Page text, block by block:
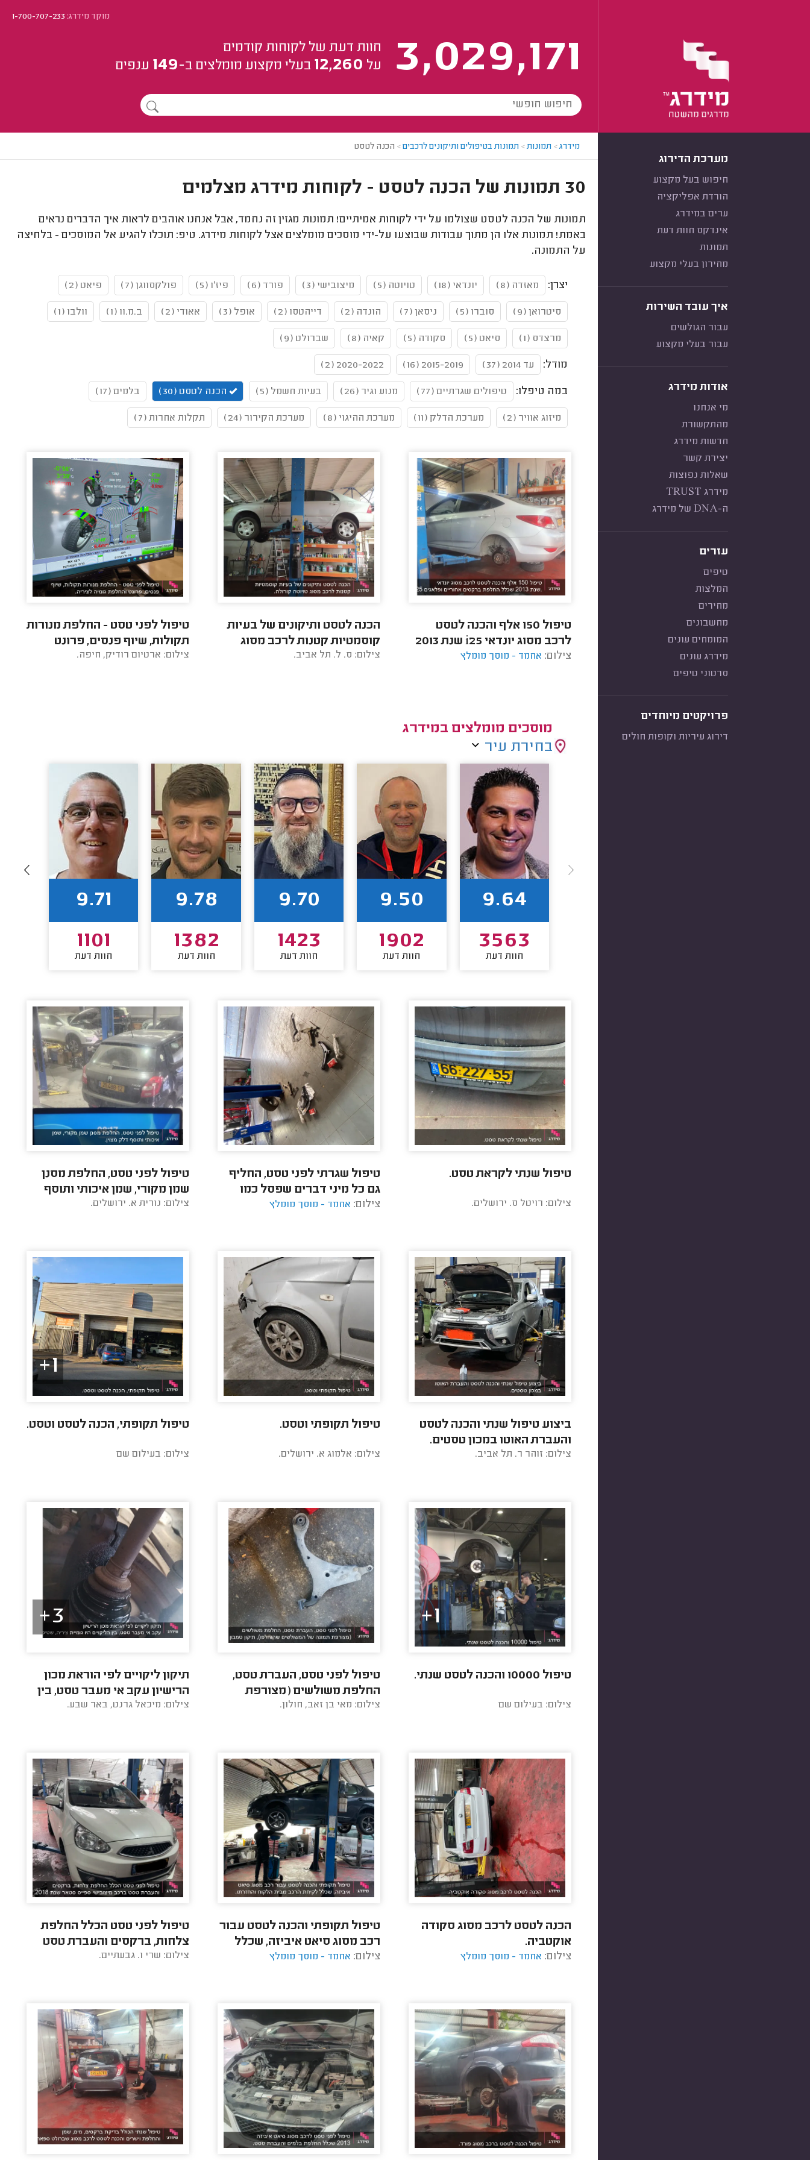
מוקד מידרג:1-700-707-233
3,029,171
חוות דעת של לקוחות קודמים
על 12,260 בעלי מקצוע מומלצים ב-149 ענפים
מערכת הדירוג
חיפוש בעל מקצוע
הורדת אפליקציה
ערים במידרג
אינדקס חוות דעת
תמונות
מחירון בעלי מקצוע
איך עובד השירות
עבור הגולשים
עבור בעלי מקצוע
אודות מידרג
מי אנחנו
מהתקשורת
חדשות מידרג
יצירת קשר
שאלות נפוצות
מידרג TRUST
ה-DNA של מידרג
עזרים
טיפים
המלצות
מחירים
מחשבונים
המומחים עונים
מידרג עונים
סרטוני טיפים
פרויקטים מיוחדים
דירוג עיריות וקופות חולים
מידרג> תמונות> תמונות בטיפולים ותיקונים לרכבים> הכנה לטסט
30 תמונות של הכנה לטסט - לקוחות מידרג מצלמים
תמונות של הכנה לטסט שצולמו על ידי לקוחות אמיתיים! תמונות מגזין זה נחמד, אבל אנחנו אוהבים לראות איך הדברים נראים
באמת! תמונות אלו הן מתוך עבודות שבוצעו על-ידי מוסכים מומלצים אצל לקוחות מידרג. טיפ: תוכלו להגיע אל המוסכים - בלחיצה
על התמונה.
יצרן: מאזדה (8) יונדאי (18) טויוטה (5) מיצובישי (3) פורד (6) פיז'ו (5) פולקסווגן (7) פיאט (2)
סיטרואן (9) סוברו (5) ניסאן (7) הונדה (2) דייהטסו (2) אופל (3) אאודי (2) ב.מ.וו (1) וולבו (1)
מרצדס (1) סיאט (5) סקודה (5) קאיה (8) שברולט (9)
מודל: עד 2014 (37) 2015-2019 (16)
2020-2022 (2)
במה טיפלו: טיפולים שגרתיים (77) מנוע וגיר (26) בעיות חשמל (5) הכנה לטסט (30) בלמים (17)
מיזוג אוויר (2) מערכת הדלק (11) מערכת ההיגוי (8) מערכת הקירור (24) תקלות אחרות (7)
טיפול 150 אלף והכנה לטסט
לרכב מסוג יונדאי i25 שנת 2013
שכלל החלפת ברקסים אחוריים
צילום: אחמד - מוסך מומלץ
הכנה לטסט ותיקונים של בעיות
קוסמטיות קטנות לרכב מסוג
טויוטה קורולה.
צילום: ס. ל. תל אביב.
טיפול לפני טסט - החלפת מנורות
תקולות, שיוף פנסים, פרונט
והחלפת גומיה לציריה.
צילום: ארטיום רודיק, חיפה.
מוסכים מומלצים במידרג
בחירת עיר
9.64
3563
חוות דעת
9.50
1902
חוות דעת
9.70
1423
חוות דעת
9.78
1382
חוות דעת
9.71
1101
חוות דעת
טיפול שנתי לקראת טסט.
צילום: רויטל ס. ירושלים.
טיפול שגרתי לפני טסט, החליף
גם כל מיני דברים שפסל כמו
תפוח הגה וכד'.
צילום: אחמד - מוסך מומלץ
טיפול לפני טסט, החלפת מסנן
שמן מקורי, שמן איכותי ותוסף
דלק מצוין.
צילום: נורית א. ירושלים.
ביצוע טיפול שנתי והכנה לטסט
והעברת האוטו במכון טסטים.
צילום: זוהר ר. תל אביב.
טיפול תקופתי וטסט.
צילום: אלמוג א. ירושלים.
1+
טיפול תקופתי, הכנה לטסט וטסט.
צילום: בעילום שם
1+
טיפול 10000 והכנה לטסט שנתי.
צילום: בעילום שם
טיפול לפני טסט, העברת טסט,
החלפת משולשים (מצורפת
תמונה של המשולשים שהוחלפו),
צילום: מאי בן זאב, חולון.
3+
תיקון ליקויים לפי הוראת מכון
הרישיון עקב אי מעבר טסט, בין
הליקויים היו גומיית ציריה,
צילום: מיכאל גרנט, באר שבע.
הכנה לטסט לרכב מסוג סקודה
אוקטביה.
צילום: אחמד - מוסך מומלץ
טיפול תקופתי והכנה לטסט עבור
רכב מסוג סיאט איביזה, שכלל
לקיחת הרכב מבית הלקוח
צילום: אחמד - מוסך מומלץ
טיפול לפני טסט הכלל החלפת
צלחות, ברקסים והעברת טסט
ברכב מיצובישי ספייס סטאר
צילום: שרי ו. גבעתיים.